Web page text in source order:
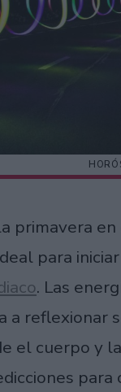
primavera
para
. Las
a reflexionar
el cuerpo y
para